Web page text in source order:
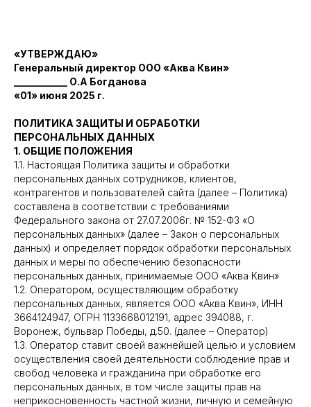
«УТВЕРЖДАЮ»
Генеральный директор ООО «Аква Квин»
___________ О.А Богданова
«01» июня 2025 г.
ПОЛИТИКА ЗАЩИТЫ И ОБРАБОТКИ
ПЕРСОНАЛЬНЫХ ДАННЫХ
1. ОБЩИЕ ПОЛОЖЕНИЯ
1.1. Настоящая Политика защиты и обработки
персональных данных сотрудников, клиентов,
контрагентов и пользователей сайта (далее – Политика)
составлена в соответствии с требованиями
Федерального закона от 27.07.2006г. № 152-ФЗ «О
персональных данных» (далее – Закон о персональных
данных) и определяет порядок обработки персональных
данных и меры по обеспечению безопасности
персональных данных, принимаемые ООО «Аква Квин»
1.2. Оператором, осуществляющим обработку
персональных данных, является ООО «Аква Квин», ИНН
3664124947, ОГРН 1133668012191, адрес 394088, г.
Воронеж, бульвар Победы, д.50. (далее – Оператор)
1.3. Оператор ставит своей важнейшей целью и условием
осуществления своей деятельности соблюдение прав и
свобод человека и гражданина при обработке его
персональных данных, в том числе защиты прав на
неприкосновенность частной жизни, личную и семейную